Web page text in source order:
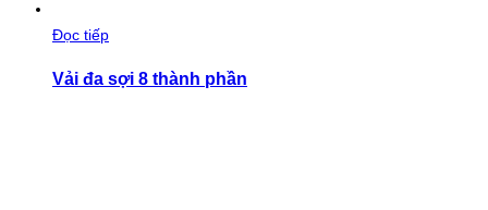
Đọc tiếp
Vải đa sợi 8 thành phần